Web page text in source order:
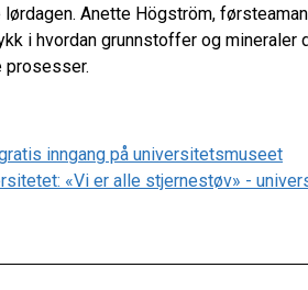
Anette Högström,
i hvordan grunnstoffer og mineraler
prosesser.
inngang på universitetsmuseet
«Vi er alle stjernestøv» -